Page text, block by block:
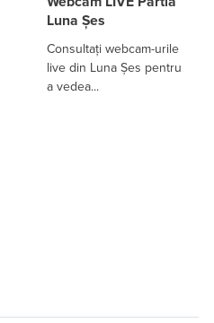
Luna Șes
Consultați webcam-urile
live din Luna Şes pentru
a vedea...